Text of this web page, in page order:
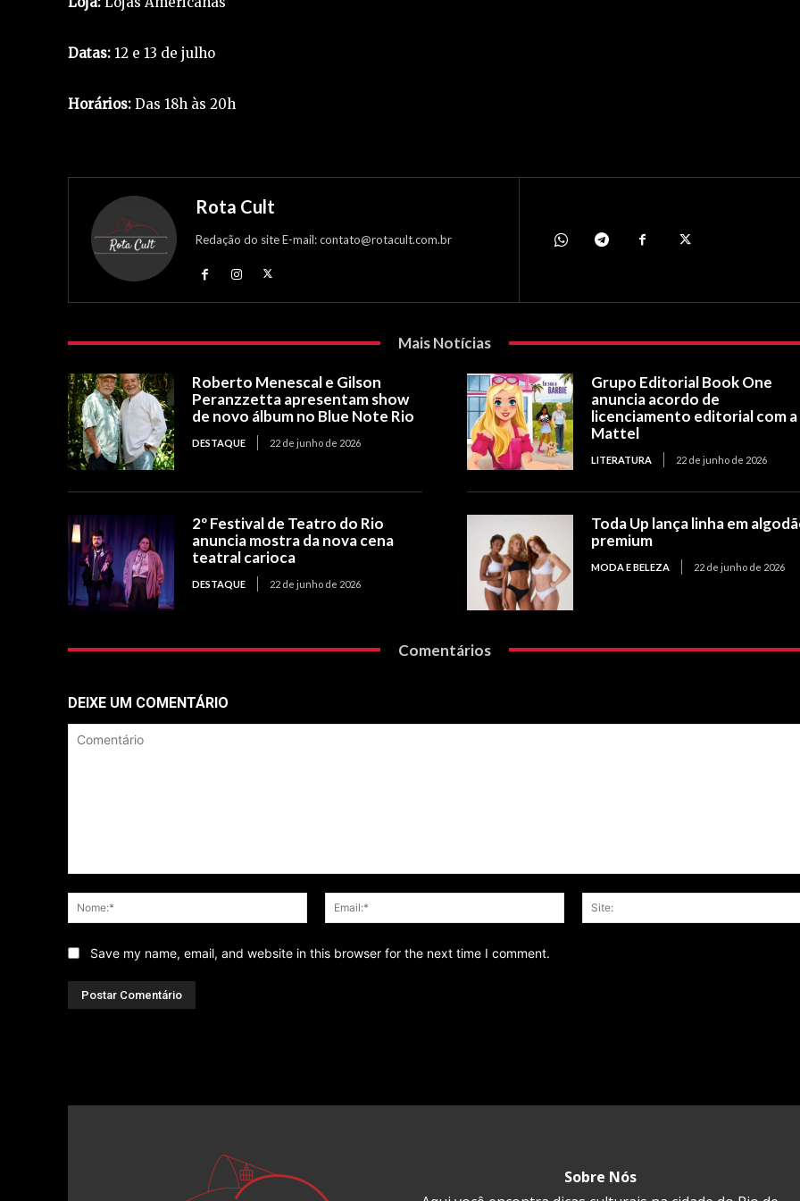
Datas: 12 e 13 de julho
Horários: Das 18h às 20h
Rota Cult
Redação do site E-mail: contato@rotacult.com.br
Mais Notícias
Roberto Menescal e Gilson
Peranzzetta apresentam show
de novo álbum no Blue Note Rio
DESTAQUE 22 de junho de 2026
Grupo Editorial Book One
anuncia acordo de
licenciamento editorial com a
Mattel
LITERATURA 22 de junho de 2026
2º Festival de Teatro do Rio
anuncia mostra da nova cena
teatral carioca
DESTAQUE 22 de junho de 2026
Toda Up lança linha em
premium
MODA E BELEZA 22 de junho de 2026
Comentários
DEIXE UM COMENTÁRIO
Nome:*
Email:*
Save my name, email, and website in this browser for the next time I comment.
Sobre Nós